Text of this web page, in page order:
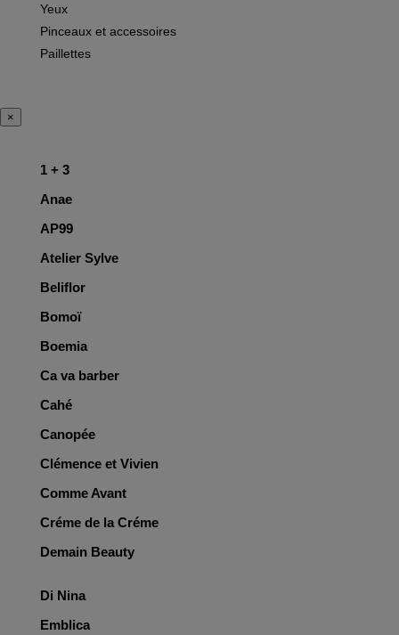
Yeux
Pinceaux et accessoires
Paillettes
×
1 + 3
Anae
AP99
Atelier Sylve
Beliflor
Bomoï
Boemia
Ca va barber
Cahé
Canopée
Clémence et Vivien
Comme Avant
Créme de la Créme
Demain Beauty
Di Nina
Emblica